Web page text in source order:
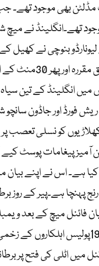
مڈلٹن بھی موجود تھے۔
تھے۔انگلینڈ نے میچ
منٹ میں گول کرکے مقابلے کو برابری پر لا دیا۔غیر
انگلینڈ کے تین سیاہ
ریش فورڈ اور جاڈون
کو نسلی تعصب
آمیز پیغامات پوسٹ
ہے۔ اس نے اپنے بیان
پہنچا ہے۔پیر کے روز
فائنل میچ کے بعد
اسٹیڈیم کے قریب موجود مداحوں میں ہاتھا پائی ہوگئی۔ان واقعات میں
کر لیا ہے۔فائنل میں اٹلی کی فتح پر